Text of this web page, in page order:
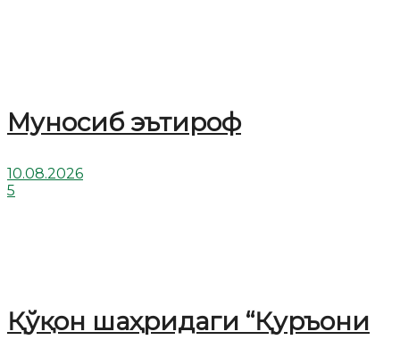
Муносиб эътироф
10.08.2026
5
Қўқон шаҳридаги “Қуръони